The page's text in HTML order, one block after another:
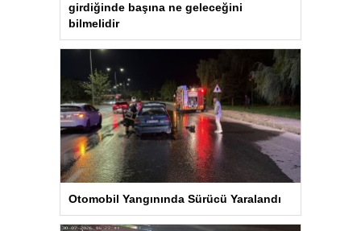
girdiğinde başına ne geleceğini
bilmelidir
Otomobil Yangınında Sürücü Yaralandı